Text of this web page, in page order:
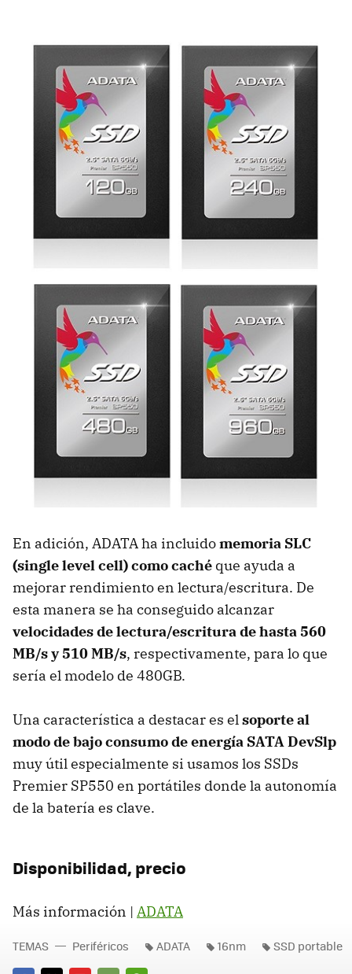
En adición, ADATA ha incluidomemoria SLC
(single level cell) como caché que ayuda a
mejorar rendimiento en lectura/escritura. De
esta manera se ha conseguido alcanzar
velocidades de lectura/escritura de hasta 560
MB/s y 510 MB/s, respectivamente, para lo que
sería el modelo de 480GB.
Una característica a destacar es el soporte al
modo de bajo consumo de energía SATA DevSlp
muy útil especialmente si usamos los SSDs
Premier SP550 en portátiles donde la autonomía
de la batería es clave.
Disponibilidad, precio
Más información | ADATA
TEMAS Periféricos ADATA 16nm SSD portable